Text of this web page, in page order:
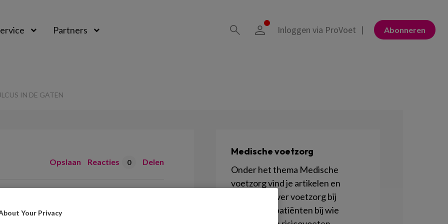
Partners Abonneren
Inloggen via ProVoet
IN DE GATEN
Opslaan Reacties 0 Delen
ulcus in de
Medische voetzorg
Onder het thema Medische
voetzorg vind je artikelen en
berichten over voetzorg bij
cliënten of patiënten bij wie
Your Privacy